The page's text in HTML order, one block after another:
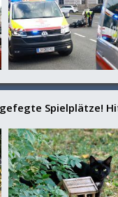
Spielplätze!